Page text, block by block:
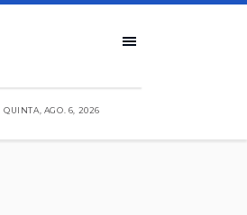
QUINTA, AGO. 6, 2026